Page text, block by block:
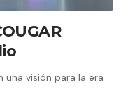
una visión para la era